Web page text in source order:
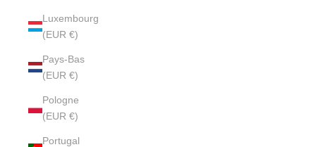
Luxembourg
(EUR €)
Pays-Bas
(EUR €)
Pologne
(EUR €)
Portugal